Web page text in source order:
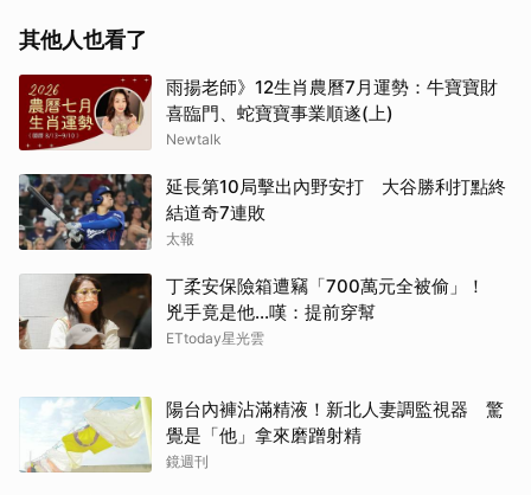
其他人也看了
雨揚老師》12生肖農曆7月運勢：牛寶寶財
喜臨門、蛇寶寶事業順遂(上)
Newtalk
延長第10局擊出內野安打 大谷勝利打點終
結道奇7連敗
太報
丁柔安保險箱遭竊「700萬元全被偷」！
兇手竟是他...嘆：提前穿幫
ETtoday星光雲
陽台內褲沾滿精液！新北人妻調監視器 驚
覺是「他」拿來磨蹭射精
鏡週刊